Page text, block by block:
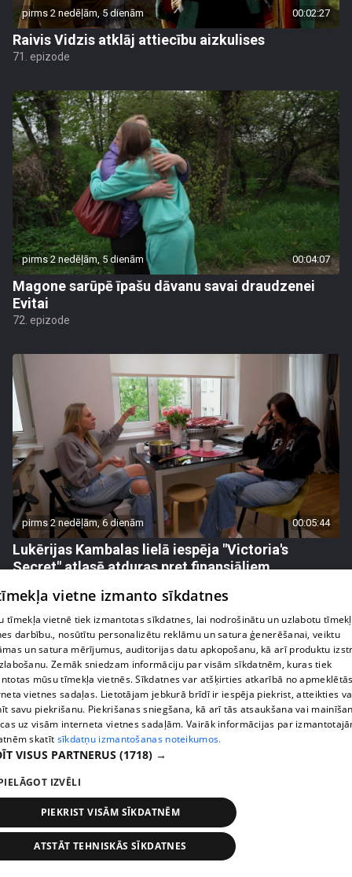
pirms 2 nedēļām, 5 dienām 00:02:27
Raivis Vidzis atklāj attiecību aizkulises
71. epizode
pirms 2 nedēļām, 5 dienām 00:04:07
Magone sarūpē īpašu dāvanu savai draudzenei
Evitai
72. epizode
pirms 2 nedēļām, 6 dienām 00:05:44
Lukērijas Kambalas lielā iespēja "Victoria's
Secret" atlasē atduras pret finansiāliem
71. epizode
pirms 2 nedēļām, 6 dienām
Margarita Kolosova atklāti par dronu radīto
nedrošības sajūtu Latgalē
72. epizode
vietne izmanto sīkdatnes
tīmekļa vietnē tiek izmantotas sīkdatnes, lai nodrošinātu un uzlabotu
darbību., nosūtītu personalizētu reklāmu un satura ģenerēšanai, veiktu
un satura mērījumus, auditorijas datu apkopošanu, kā arī produktu
Zemāk sniedzam informāciju par visām sīkdatnēm, kuras tiek
mūsu tīmekļa vietnēs. Sīkdatnes var atšķirties atkarībā no
vietnes sadaļas. Lietotājam jebkurā brīdī ir iespēja piekrist, atteikties
savu piekrišanu. Piekrišanas sniegšana, kā arī tās atsaukšana vai
uz visām interneta vietnes sadaļām. Vairāk informācijas par
skatīt sīkdatņu izmantošanas noteikumos.
VISUS PARTNERUS (1718) →
IZVĒLI
PIEKRIST VISĀM SĪKDATNĒM
ATSTĀT TEHNISKĀS SĪKDATNES